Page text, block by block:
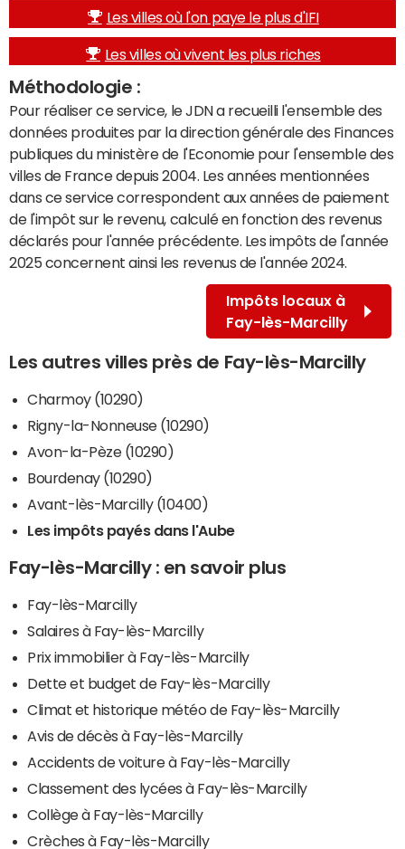
Les villes où l'on paye le plus d'IFI
Les villes où vivent les plus riches
Méthodologie :
Pour réaliser ce service, le JDN a recueilli l'ensemble des
données produites par la direction générale des Finances
publiques du ministère de l'Economie pour l'ensemble des
villes de France depuis 2004. Les années mentionnées
dans ce service correspondent aux années de paiement
de l'impôt sur le revenu, calculé en fonction des revenus
déclarés pour l'année précédente. Les impôts de l'année
2025 concernent ainsi les revenus de l'année 2024.
Impôts locaux à
Fay-lès-Marcilly
Les autres villes près de Fay-lès-Marcilly
Charmoy (10290)
Rigny-la-Nonneuse (10290)
Avon-la-Pèze (10290)
Bourdenay (10290)
Avant-lès-Marcilly (10400)
Les impôts payés dans l'Aube
Fay-lès-Marcilly : en savoir plus
Fay-lès-Marcilly
Salaires à Fay-lès-Marcilly
Prix immobilier à Fay-lès-Marcilly
Dette et budget de Fay-lès-Marcilly
Climat et historique météo de Fay-lès-Marcilly
Avis de décès à Fay-lès-Marcilly
Accidents de voiture à Fay-lès-Marcilly
Classement des lycées à Fay-lès-Marcilly
Collège à Fay-lès-Marcilly
Crèches à Fay-lès-Marcilly